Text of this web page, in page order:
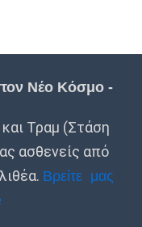
Νέο Κόσμο -
Τραμ (Στάση
ασθενείς από
Βρείτε μας